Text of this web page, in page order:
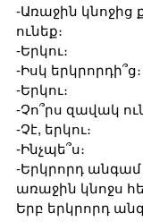
-Առաջին կնոջից
ունեք։
-Երկու։
-Իսկ երկրորդի՞ց։
-Երկու։
-Չո՞րս զավակ
-Չէ, երկու։
-Ինչպե՞ս։
-Երկրորդ անգամ
առաջին կնոջս
Երբ երկրորդ